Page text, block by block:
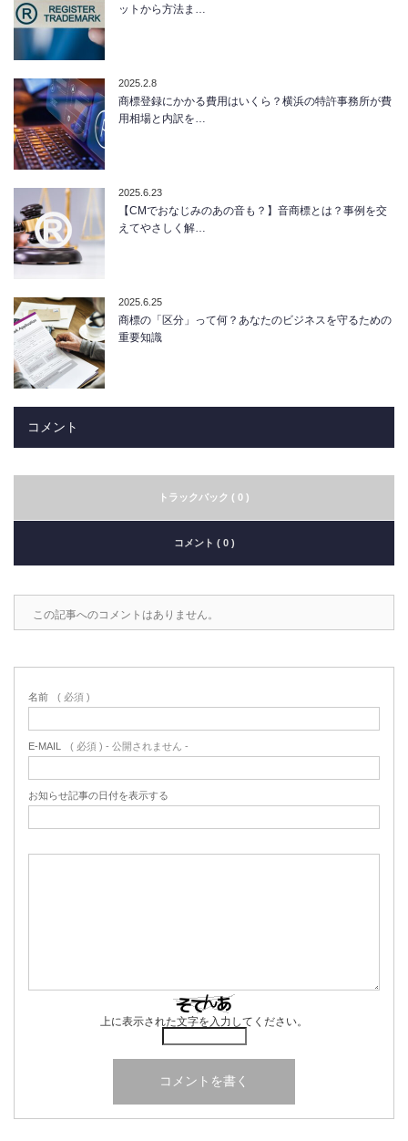
ットから方法ま…
2025.2.8
商標登録にかかる費用はいくら？横浜の特許事務所が費
用相場と内訳を…
2025.6.23
【CMでおなじみのあの音も？】音商標とは？事例を交
えてやさしく解…
2025.6.25
商標の「区分」って何？あなたのビジネスを守るための
重要知識
コメント
トラックバック ( 0 )
コメント ( 0 )
この記事へのコメントはありません。
名前 ( 必須 )
E-MAIL ( 必須 ) - 公開されません -
お知らせ記事の日付を表示する
上に表示された文字を入力してください。